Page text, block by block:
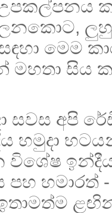
මෙම
මහතා සිය
සවස අපි
හමුදා
හමාරත් -